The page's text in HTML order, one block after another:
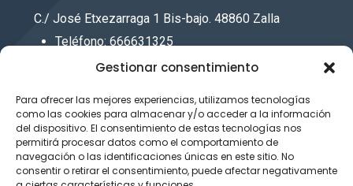
Gestionar consentimiento
Para ofrecer las mejores experiencias, utilizamos tecnologías
como las cookies para almacenar y/o acceder a la información
del dispositivo. El consentimiento de estas tecnologías nos
permitirá procesar datos como el comportamiento de
navegación o las identificaciones únicas en este sitio. No
consentir o retirar el consentimiento, puede afectar negativamente
C./ José Etxezarraga 1 Bis-bajo. 48860 Zalla
Teléfono: 666631325
Email : info@bizimusika.eus
POLITICA DE PRIVACIDAD
ACCESIBILIDAD